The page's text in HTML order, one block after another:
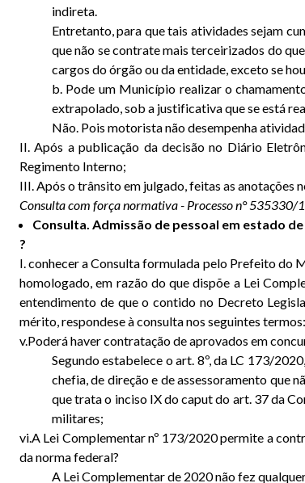
indireta.
Entretanto, para que tais atividades sejam
que não se contrate mais terceirizados do
cargos do órgão ou da entidade, exceto se
b. Pode um Município realizar o
extrapolado, sob a justificativa que se está
Não. Pois motorista não desempenha
II. Após a publicação da decisão no Diário
Regimento Interno;
III. Após o trânsito em julgado, feitas as anotações
Consulta com força normativa - Processo n° 535330/
Consulta. Admissão de pessoal em estado
?
I. conhecer a Consulta formulada pelo Prefeito do
homologado, em razão do que dispõe a Lei
entendimento de que o contido no Decreto
mérito, respondese à consulta nos seguintes termos:
v.Poderá haver contratação de aprovados em
Segundo estabelece o art. 8º, da LC 173/
chefia, de direção e de assessoramento que
que trata o inciso IX do caput do art. 37 da
militares;
vi.A Lei Complementar nº 173/2020 permite a
da norma federal?
A Lei Complementar de 2020 não fez